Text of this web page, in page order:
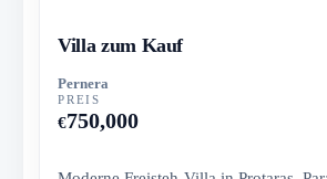
Villa zum Kauf
Pernera
PREIS
€750,000